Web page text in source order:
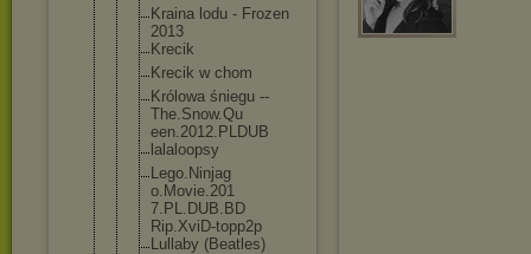
Kraina lodu - Frozen
2013
Krecik
Krecik w chom
Królowa śniegu --
The.Snow.Qu
een.2012.PLDUB
lalaloopsy
Lego.Ninjag
o.Movie.201
7.PL.DUB.BD
Rip.XviD-topp2p
Lullaby (Beatles)